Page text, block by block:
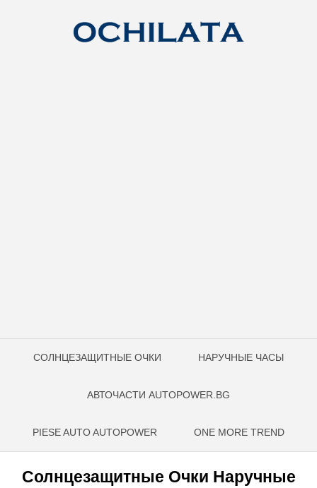
СОЛНЦЕЗАЩИТНЫЕ ОЧКИ НАРУЧНЫЕ ЧАСЫ
АВТОЧАСТИ AUTOPOWER.BG
PIESE AUTO AUTOPOWER ONE MORE TREND
Солнцезащитные Очки Наручные